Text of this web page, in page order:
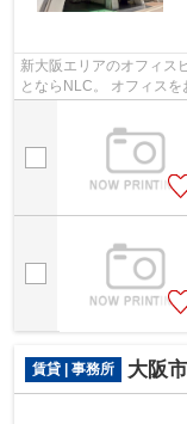
新大阪エリアのオフィス
とならNLC。 オフィスを
賃貸 | 事務所 大阪